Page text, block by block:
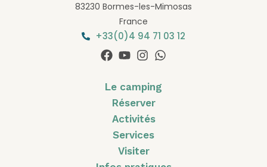
83230 Bormes-les-Mimosas
France
+33(0)4 94 71 03 12
Le camping
Réserver
Activités
Services
Visiter